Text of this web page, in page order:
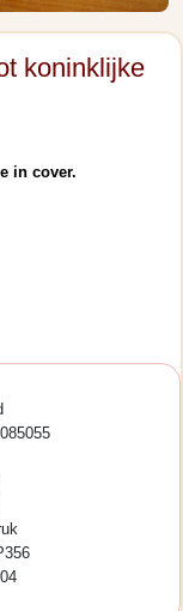
koninklijke
in cover.